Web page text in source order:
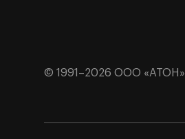
© 1991–2026 ООО «АТОН»